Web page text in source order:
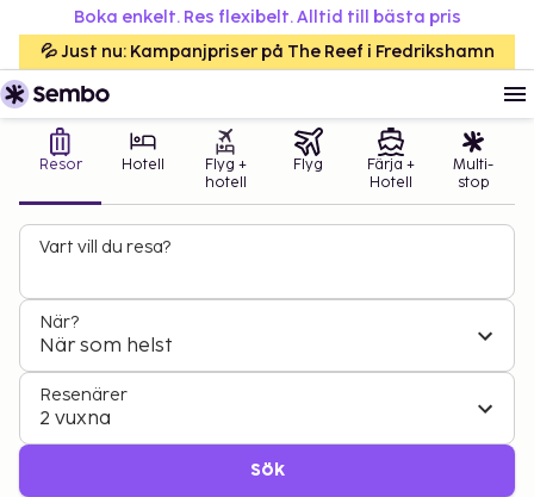
Boka enkelt. Res flexibelt. Alltid till bästa pris
💦 Just nu: Kampanjpriser på The Reef i Fredrikshamn
Resor Hotell
Flyg +
hotell
Flyg
Färja +
Hotell
Multi-
stop
Vart vill du resa?
När?
När som helst
Resenärer
2 vuxna
Sök